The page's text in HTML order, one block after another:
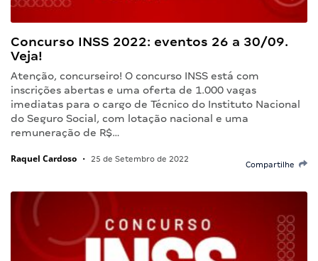
Concurso INSS 2022: eventos 26 a 30/09.
Veja!
Atenção, concurseiro! O concurso INSS está com
inscrições abertas e uma oferta de 1.000 vagas
imediatas para o cargo de Técnico do Instituto Nacional
do Seguro Social, com lotação nacional e uma
remuneração de R$…
Raquel Cardoso • 25 de Setembro de 2022
Compartilhe